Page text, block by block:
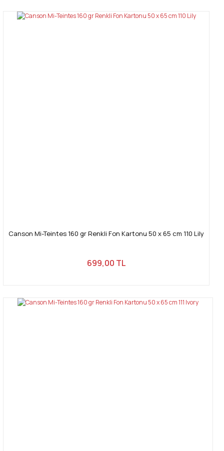
Canson Mi-Teintes 160 gr Renkli Fon Kartonu 50 x 65 cm 110 Lily
699,00 TL